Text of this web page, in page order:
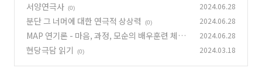
서양연극사 (0) 2024.06.28
분단 그 너머에 대한 연극적 상상력 (0) 2024.06.28
MAP 연기론 - 마음, 과정, 모순의 배우훈련 체계
(0)
2024.06.28
현당극담 읽기 (0) 2024.03.18